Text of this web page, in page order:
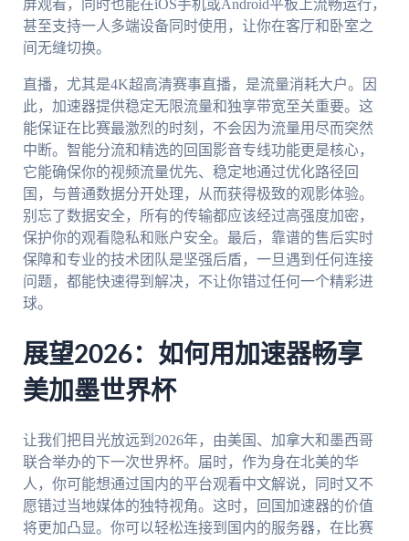
屏观看，同时也能在iOS手机或Android平板上流畅运行，
甚至支持一人多端设备同时使用，让你在客厅和卧室之
间无缝切换。
直播，尤其是4K超高清赛事直播，是流量消耗大户。因
此，加速器提供稳定无限流量和独享带宽至关重要。这
能保证在比赛最激烈的时刻，不会因为流量用尽而突然
中断。智能分流和精选的回国影音专线功能更是核心，
它能确保你的视频流量优先、稳定地通过优化路径回
国，与普通数据分开处理，从而获得极致的观影体验。
别忘了数据安全，所有的传输都应该经过高强度加密，
保护你的观看隐私和账户安全。最后，靠谱的售后实时
保障和专业的技术团队是坚强后盾，一旦遇到任何连接
问题，都能快速得到解决，不让你错过任何一个精彩进
球。
展望2026：如何用加速器畅享
美加墨世界杯
让我们把目光放远到2026年，由美国、加拿大和墨西哥
联合举办的下一次世界杯。届时，作为身在北美的华
人，你可能想通过国内的平台观看中文解说，同时又不
愿错过当地媒体的独特视角。这时，回国加速器的价值
将更加凸显。你可以轻松连接到国内的服务器，在比赛